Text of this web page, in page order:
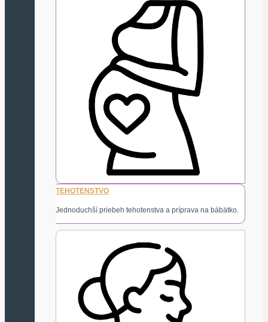
TEHOTENSTVO
Jednoduchší priebeh tehotenstva a príprava na bábätko.